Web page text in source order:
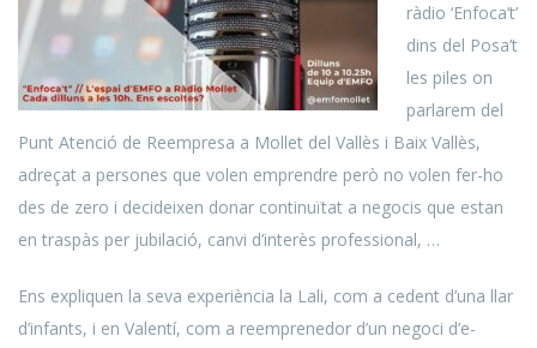
ràdio ‘Enfoca’t’
dins del Posa’t
les piles on
parlarem del
Punt Atenció de Reempresa a Mollet del Vallès i Baix Vallès,
adreçat a persones que volen emprendre però no volen fer-ho
des de zero i decideixen donar continuïtat a negocis que estan
en traspàs per jubilació, canvi d’interès professional, …
Ens expliquen la seva experiència la Lali, com a cedent d’una llar
d’infants, i en Valentí, com a reemprenedor d’un negoci d’e-